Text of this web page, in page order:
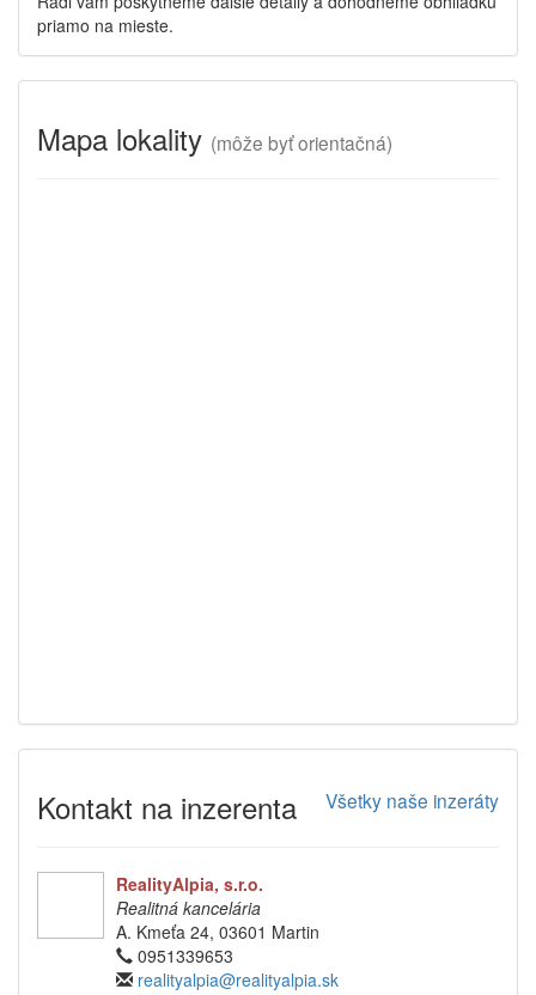
priamo na mieste.
Mapa lokality (môže byť orientačná)
Kontakt na inzerenta Všetky naše inzeráty
RealityAlpia, s.r.o.
Realitná kancelária
A. Kmeťa 24, 03601 Martin
0951339653
realityalpia@realityalpia.sk